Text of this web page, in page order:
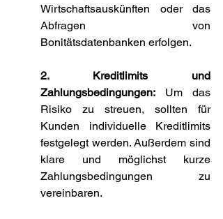
Wirtschaftsauskünften oder das
Abfragen von
Bonitätsdatenbanken erfolgen.
2. Kreditlimits und
Zahlungsbedingungen: Um das
Risiko zu streuen, sollten für
Kunden individuelle Kreditlimits
festgelegt werden. Außerdem sind
klare und möglichst kurze
Zahlungsbedingungen zu
vereinbaren.